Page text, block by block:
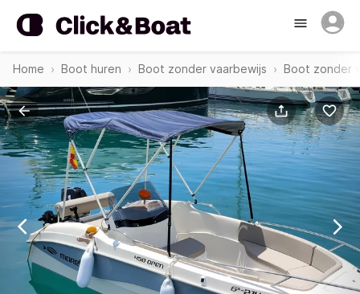
Home Boot huren Boot zonder vaarbewijs Boot zonder